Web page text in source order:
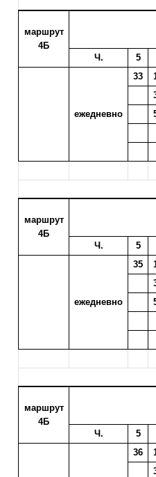
маршрут
4Б
Ч. 5
ежедневно
33
маршрут
4Б
Ч. 5
ежедневно
35
маршрут
4Б
Ч. 5
36